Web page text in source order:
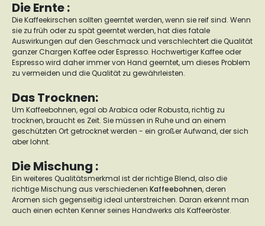
Die Ernte :
Die Kaffeekirschen sollten geerntet werden, wenn sie reif sind. Wenn
sie zu früh oder zu spät geerntet werden, hat dies fatale
Auswirkungen auf den Geschmack und verschlechtert die Qualität
ganzer Chargen Kaffee oder Espresso. Hochwertiger Kaffee oder
Espresso wird daher immer von Hand geerntet, um dieses Problem
zu vermeiden und die Qualität zu gewährleisten.
Das Trocknen:
Um Kaffeebohnen, egal ob Arabica oder Robusta, richtig zu
trocknen, braucht es Zeit. Sie müssen in Ruhe und an einem
geschützten Ort getrocknet werden - ein großer Aufwand, der sich
aber lohnt.
Die Mischung :
Ein weiteres Qualitätsmerkmal ist der richtige Blend, also die
richtige Mischung aus verschiedenen Kaffeebohnen, deren
Aromen sich gegenseitig ideal unterstreichen. Daran erkennt man
auch einen echten Kenner seines Handwerks als Kaffeeröster.